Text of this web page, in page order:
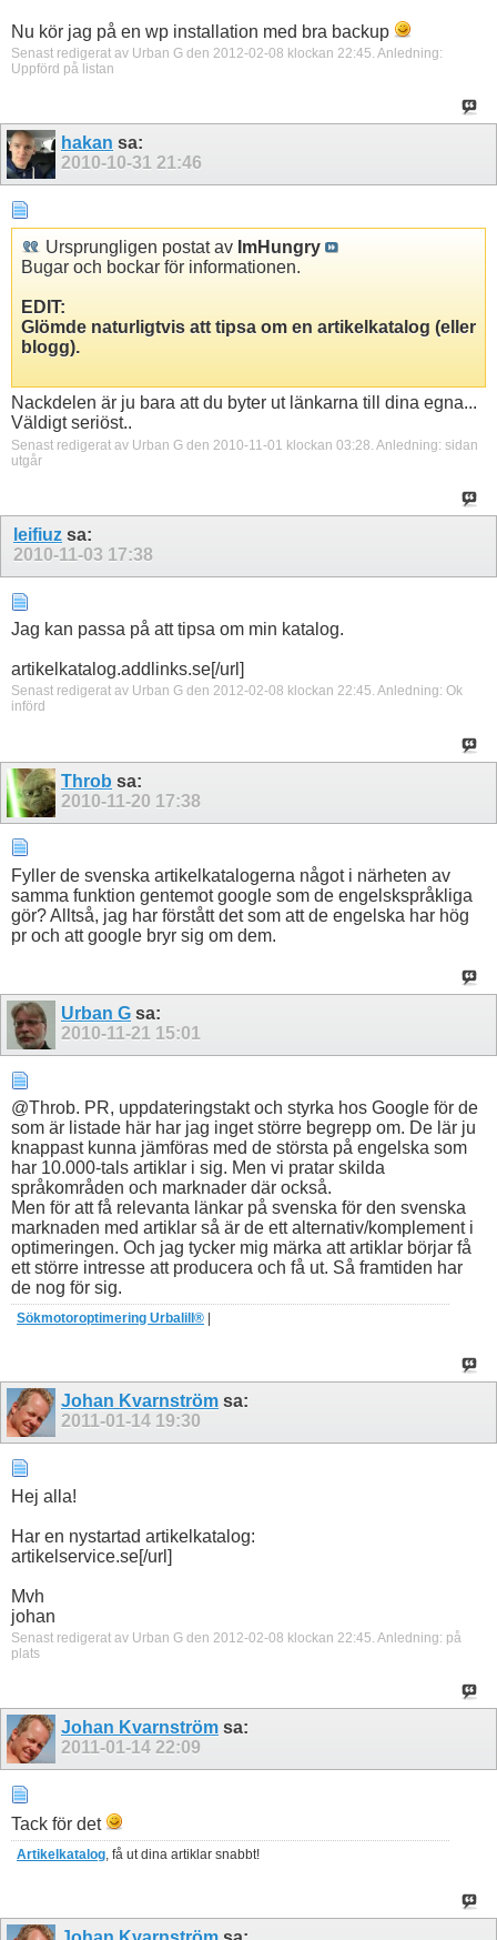
Nu kör jag på en wp installation med bra backup
Senast redigerat av Urban G den 2012-02-08 klockan 22:45. Anledning:
Uppförd på listan
hakan sa:
2010-10-31 21:46
Ursprungligen postat av ImHungry
Bugar och bockar för informationen.
EDIT:
Glömde naturligtvis att tipsa om en artikelkatalog (eller
blogg).
Nackdelen är ju bara att du byter ut länkarna till dina egna...
Väldigt seriöst..
Senast redigerat av Urban G den 2010-11-01 klockan 03:28 Anledning: sidan
utgår
leifiuz sa:
2010-11-03 17:38
Jag kan passa på att tipsa om min katalog.
artikelkatalog.addlinks.se[/url]
Senast redigerat av Urban G den 2012-02-08 klockan 22:45. Anledning: Ok
införd
Throb sa:
2010-11-20 17:38
Fyller de svenska artikelkatalogerna något i närheten av
samma funktion gentemot google som de engelskspråkliga
gör? Alltså, jag har förstått det som att de engelska har hög
pr och att google bryr sig om dem.
Urban G sa:
2010-11-21 15:01
@Throb. PR, uppdateringstakt och styrka hos Google för de
som är listade här har jag inget större begrepp om. De lär ju
knappast kunna jämföras med de största på engelska som
har 10.000-tals artiklar i sig. Men vi pratar skilda
språkområden och marknader där också.
Men för att få relevanta länkar på svenska för den svenska
marknaden med artiklar så är de ett alternativ/komplement i
optimeringen. Och jag tycker mig märka att artiklar börjar få
ett större intresse att producera och få ut. Så framtiden har
de nog för sig.
Sökmotoroptimering Urbalill®
Johan Kvarnström sa:
2011-01-14 19:30
Hej alla!
Har en nystartad artikelkatalog:
artikelservice.se[/url]
Mvh
johan
Senast redigerat av Urban G den 2012-02-08 klockan 22:45 Anledning: på
plats
Johan Kvarnström sa:
2011-01-14 22:09
Tack för det
Artikelkatalog, få ut dina artiklar snabbt!